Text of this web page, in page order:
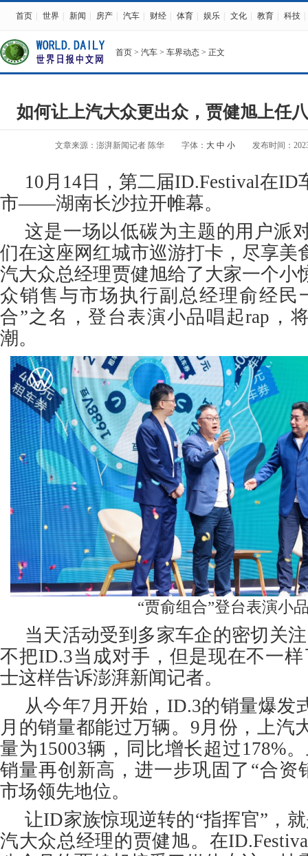
首页 世界 新闻 房产 汽车 财经 体育 娱乐 文化 教育 科技
首页 > 汽车 > 车界动态 > 正文
如何让上汽大众更出众，贾健旭上任
文章来源：澎湃新闻记者 陈华 字体： 大 中 小 发布时间：
10月14日，第二届ID.Festival在ID
市——湖南长沙拉开帷幕。
这是一场以低碳为主题的用户派
们在这座网红城市巡游打卡，尽享美
汽大众总经理贾健旭给了大家一个小
众销售与市场执行副总经理俞经民
合”之名，登台表演小品唱起rap，
潮。
“贾俞组合”登台表演小
当天活动受到多家车企的密切关
不把ID.3当成对手，但是现在不一
士这样告诉澎湃新闻记者。
从今年7月开始，ID.3的销量爆发
月的销量都能过万辆。9月份，上汽
量为15003辆，同比增长超过178%
销量再创新高，进一步巩固了“合资
市场领先地位。
让ID家族惊现逆转的“指挥官”，
汽大众总经理的贾健旭。在